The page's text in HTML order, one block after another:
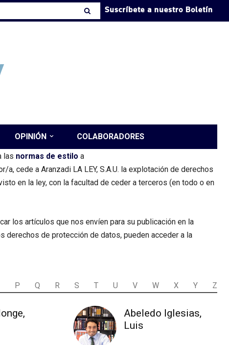
Suscríbete a nuestro Boletín
OPINIÓN COLABORADORES
las normas de estilo a
cede a Aranzadi LA LEY, S.A.U. la explotación de derechos
en la ley, con la facultad de ceder a terceros (en todo o en
los artículos que nos envíen para su publicación en la
derechos de protección de datos, pueden acceder a la
P Q R S T U V W X Y Z
Abeledo Iglesias,
Luis